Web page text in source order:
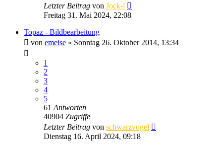
Letzter Beitrag von Jock-l
Freitag 31. Mai 2024, 22:08
Topaz - Bildbearbeitung
von emeise » Sonntag 26. Oktober 2014, 13:34
1
2
3
4
5
61 Antworten
40904 Zugriffe
Letzter Beitrag von schwarzvogel
Dienstag 16. April 2024, 09:18